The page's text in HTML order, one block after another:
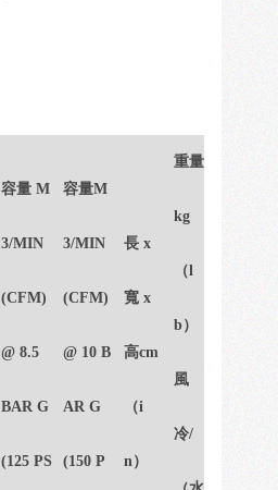
容量 M
3/MIN
(CFM)
@ 8.5
BAR G
(125 PS
容量M
3/MIN
(CFM)
@ 10 B
AR G
(150 P
長 x
寬 x
高cm
（i
n）
重量
kg
（l
b）
風
冷/